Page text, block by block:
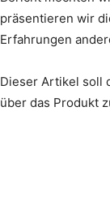
präsentieren wir
Erfahrungen
Dieser Artikel soll
über das Produkt